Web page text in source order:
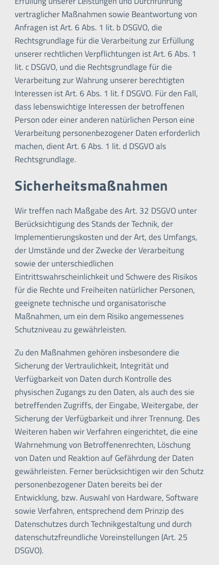
vertraglicher Maßnahmen sowie Beantwortung von
Anfragen ist Art. 6 Abs. 1 lit. b DSGVO, die
Rechtsgrundlage für die Verarbeitung zur Erfüllung
unserer rechtlichen Verpflichtungen ist Art. 6 Abs. 1
lit. c DSGVO, und die Rechtsgrundlage für die
Verarbeitung zur Wahrung unserer berechtigten
Interessen ist Art. 6 Abs. 1 lit. f DSGVO. Für den Fall,
dass lebenswichtige Interessen der betroffenen
Person oder einer anderen natürlichen Person eine
Verarbeitung personenbezogener Daten erforderlich
machen, dient Art. 6 Abs. 1 lit. d DSGVO als
Rechtsgrundlage.
Sicherheitsmaßnahmen
Wir treffen nach Maßgabe des Art. 32 DSGVO unter
Berücksichtigung des Stands der Technik, der
Implementierungskosten und der Art, des Umfangs,
der Umstände und der Zwecke der Verarbeitung
sowie der unterschiedlichen
Eintrittswahrscheinlichkeit und Schwere des Risikos
für die Rechte und Freiheiten natürlicher Personen,
geeignete technische und organisatorische
Maßnahmen, um ein dem Risiko angemessenes
Schutzniveau zu gewährleisten.
Zu den Maßnahmen gehören insbesondere die
Sicherung der Vertraulichkeit, Integrität und
Verfügbarkeit von Daten durch Kontrolle des
physischen Zugangs zu den Daten, als auch des sie
betreffenden Zugriffs, der Eingabe, Weitergabe, der
Sicherung der Verfügbarkeit und ihrer Trennung. Des
Weiteren haben wir Verfahren eingerichtet, die eine
Wahrnehmung von Betroffenenrechten, Löschung
von Daten und Reaktion auf Gefährdung der Daten
gewährleisten. Ferner berücksichtigen wir den Schutz
personenbezogener Daten bereits bei der
Entwicklung, bzw. Auswahl von Hardware, Software
sowie Verfahren, entsprechend dem Prinzip des
Datenschutzes durch Technikgestaltung und durch
datenschutzfreundliche Voreinstellungen (Art. 25
DSGVO).